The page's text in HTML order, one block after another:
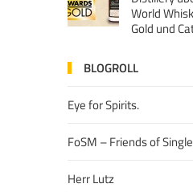
World
Gold und
BLOGROLL
Eye for Spirits.
FoSM – Friends of
Herr Lutz